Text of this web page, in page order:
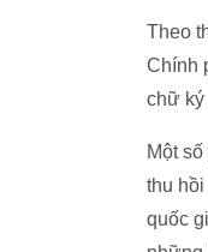
Theo
Chính
chữ ký
Một
thu
quốc